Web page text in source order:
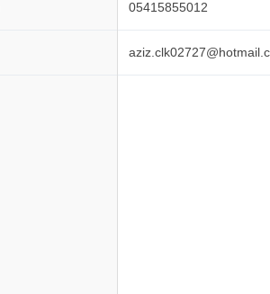
05415855012